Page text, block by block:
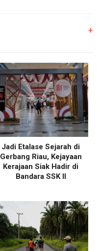
+
Jadi Etalase Sejarah di
Gerbang Riau, Kejayaan
Kerajaan Siak Hadir di
Bandara SSK II